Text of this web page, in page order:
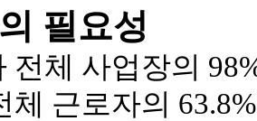
필요성
전체 사업장의
체 근로자의